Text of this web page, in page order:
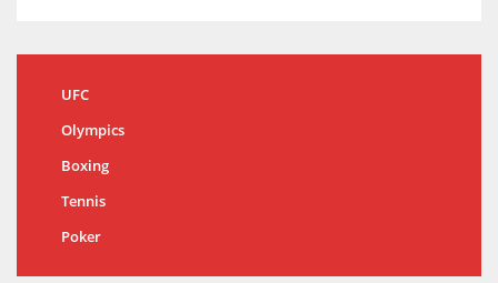
UFC
Olympics
Boxing
Tennis
Poker